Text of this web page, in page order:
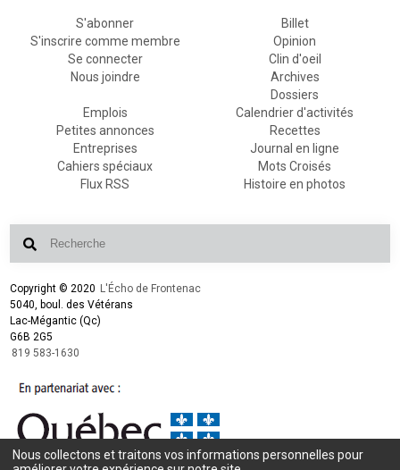
S'abonner
S'inscrire comme membre
Se connecter
Nous joindre
Billet
Opinion
Clin d'oeil
Archives
Dossiers
Emplois
Petites annonces
Entreprises
Cahiers spéciaux
Flux RSS
Calendrier d'activités
Recettes
Journal en ligne
Mots Croisés
Histoire en photos
Copyright © 2020 L'Écho de Frontenac
5040, boul. des Vétérans
Lac-Mégantic (Qc)
G6B 2G5
819 583-1630
Nous collectons et traitons vos informations personnelles pour